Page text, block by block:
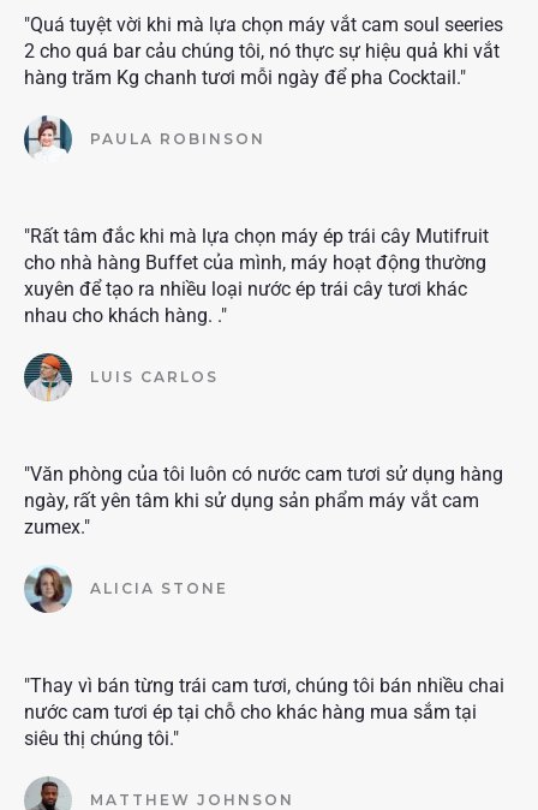
"Quá tuyệt vời khi mà lựa chọn máy vắt cam soul seeries
2 cho quá bar cảu chúng tôi, nó thực sự hiệu quả khi vắt
hàng trăm Kg chanh tươi mỗi ngày để pha Cocktail."
PAULA ROBINSON
"Rất tâm đắc khi mà lựa chọn máy ép trái cây Mutifruit
cho nhà hàng Buffet của mình, máy hoạt động thường
xuyên để tạo ra nhiều loại nước ép trái cây tươi khác
nhau cho khách hàng. ."
LUIS CARLOS
"Văn phòng của tôi luôn có nước cam tươi sử dụng hàng
ngày, rất yên tâm khi sử dụng sản phẩm máy vắt cam
zumex."
ALICIA STONE
"Thay vì bán từng trái cam tươi, chúng tôi bán nhiều chai
nước cam tươi ép tại chỗ cho khác hàng mua sắm tại
siêu thị chúng tôi."
MATTHEW JOHNSON